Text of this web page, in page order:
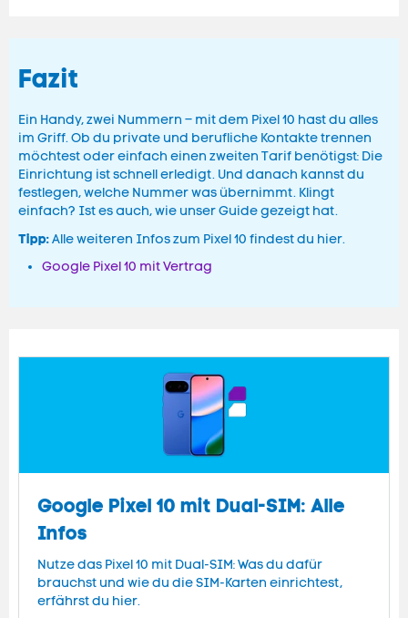
Fazit
Ein Handy, zwei Nummern – mit dem Pixel 10 hast du alles
im Griff. Ob du private und berufliche Kontakte trennen
möchtest oder einfach einen zweiten Tarif benötigst: Die
Einrichtung ist schnell erledigt. Und danach kannst du
festlegen, welche Nummer was übernimmt. Klingt
einfach? Ist es auch, wie unser Guide gezeigt hat.
Tipp:Alle weiteren Infos zum Pixel 10 findest du hier.
Google Pixel 10 mit Vertrag
Google Pixel 10 mit Dual-SIM: Alle
Infos
Nutze das Pixel 10 mit Dual-SIM: Was du dafür
brauchst und wie du die SIM-Karten einrichtest,
erfährst du hier.